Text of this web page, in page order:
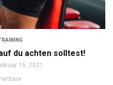
du achten solltest!
16, 2021